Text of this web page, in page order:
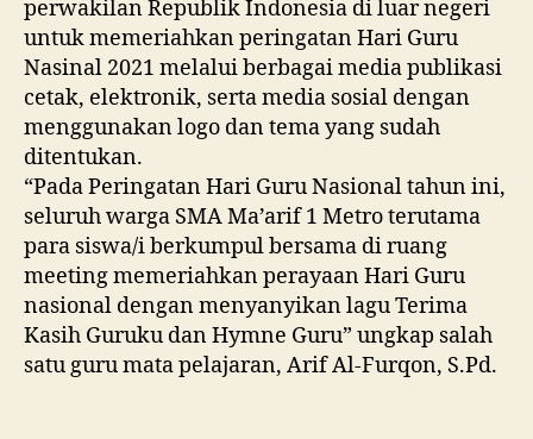
perwakilan Republik Indonesia di luar negeri
untuk memeriahkan peringatan Hari Guru
Nasinal 2021 melalui berbagai media publikasi
cetak, elektronik, serta media sosial dengan
menggunakan logo dan tema yang sudah
ditentukan.
“Pada Peringatan Hari Guru Nasional tahun ini,
seluruh warga SMA Ma’arif 1 Metro terutama
para siswa/i berkumpul bersama di ruang
meeting memeriahkan perayaan Hari Guru
nasional dengan menyanyikan lagu Terima
Kasih Guruku dan Hymne Guru” ungkap salah
satu guru mata pelajaran, Arif Al-Furqon, S.Pd.